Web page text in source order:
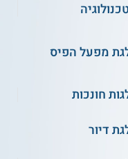
מפעל הפיס
חונכות
דיור